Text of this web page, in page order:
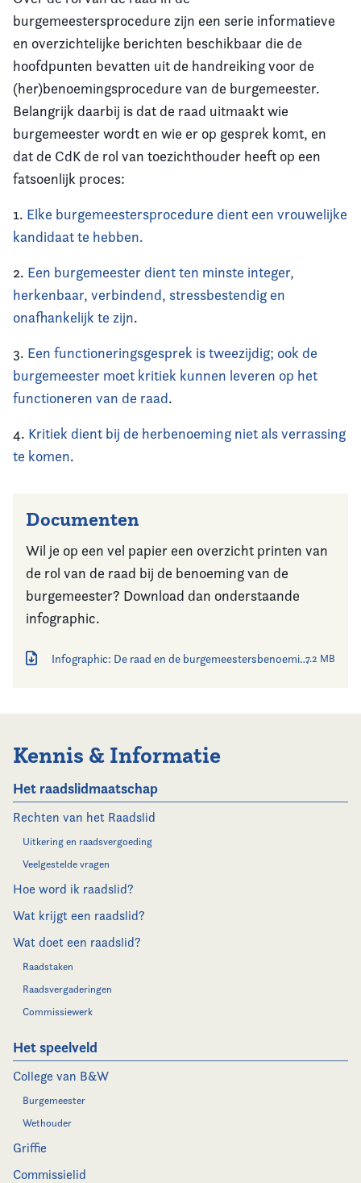
burgemeestersprocedure zijn een serie informatieve
en overzichtelijke berichten beschikbaar die de
hoofdpunten bevatten uit de handreiking voor de
(her)benoemingsprocedure van de burgemeester.
Belangrijk daarbij is dat de raad uitmaakt wie
burgemeester wordt en wie er op gesprek komt, en
dat de CdK de rol van toezichthouder heeft op een
fatsoenlijk proces:
1. Elke burgemeestersprocedure dient een vrouwelijke
kandidaat te hebben.
2. Een burgemeester dient ten minste integer,
herkenbaar, verbindend, stressbestendig en
onafhankelijk te zijn.
3. Een functioneringsgesprek is tweezijdig; ook de
burgemeester moet kritiek kunnen leveren op het
functioneren van de raad.
4. Kritiek dient bij de herbenoeming niet als verrassing
te komen.
Documenten
Wil je op een vel papier een overzicht printen van
de rol van de raad bij de benoeming van de
burgemeester? Download dan onderstaande
infographic.
Infographic: De raad en de burgemeestersbenoeming7.2 MB
Kennis & Informatie
Het raadslidmaatschap
Rechten van het Raadslid
Uitkering en raadsvergoeding
Veelgestelde vragen
Hoe word ik raadslid?
Wat krijgt een raadslid?
Wat doet een raadslid?
Raadstaken
Raadsvergaderingen
Commissiewerk
Het speelveld
College van B&W
Burgemeester
Wethouder
Griffie
Commissielid